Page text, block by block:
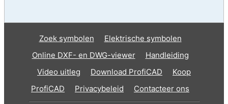
Zoek symbolen
Elektrische symbolen
Online DXF- en DWG-viewer
Handleiding
Video uitleg
Download ProfiCAD
Koop
ProfiCAD
Privacybeleid Contacteer ons